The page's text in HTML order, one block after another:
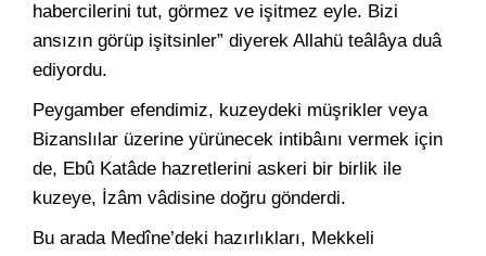
habercilerini tut, görmez ve işitmez eyle. Bizi
ansızın görüp işitsinler” diyerek Allahü teâlâya duâ
ediyordu.
Peygamber efendimiz, kuzeydeki müşrikler veya
Bizanslılar üzerine yürünecek intibâını vermek için
de, Ebû Katâde hazretlerini askeri bir birlik ile
kuzeye, İzâm vâdisine doğru gönderdi.
Bu arada Medîne’deki hazırlıkları, Mekkeli